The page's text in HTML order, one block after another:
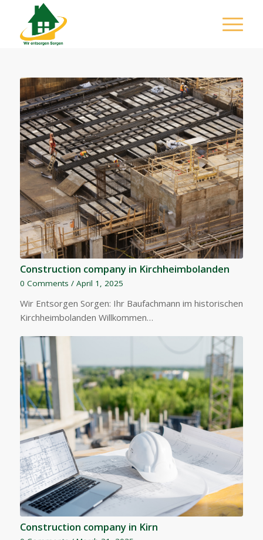
Construction company in Kirchheimbolanden
0 Comments / April 1, 2025
Wir Entsorgen Sorgen: Ihr Baufachmann im historischen
Kirchheimbolanden Willkommen…
Construction company in Kirn